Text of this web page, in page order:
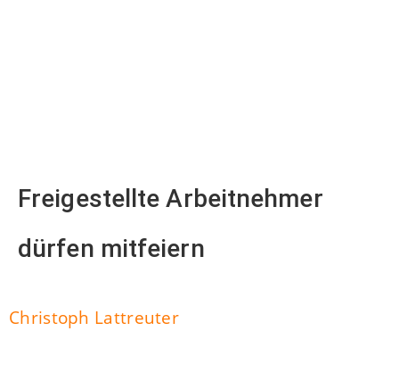
Freigestellte Arbeitnehmer
dürfen mitfeiern
Christoph Lattreuter